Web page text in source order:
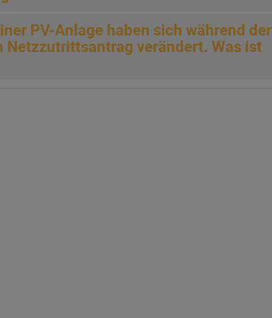
PV-Anlage haben sich während der
Netzzutrittsantrag verändert. Was ist